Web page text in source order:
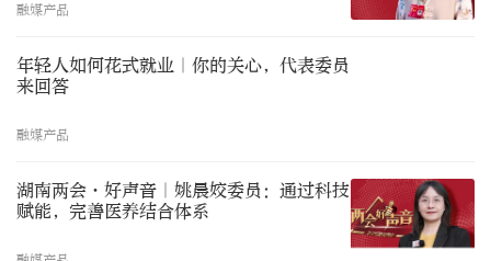
融媒产品
年轻人如何花式就业｜你的关心，代表委员
来回答
融媒产品
湖南两会·好声音｜姚晨姣委员：通过科技
赋能，完善医养结合体系